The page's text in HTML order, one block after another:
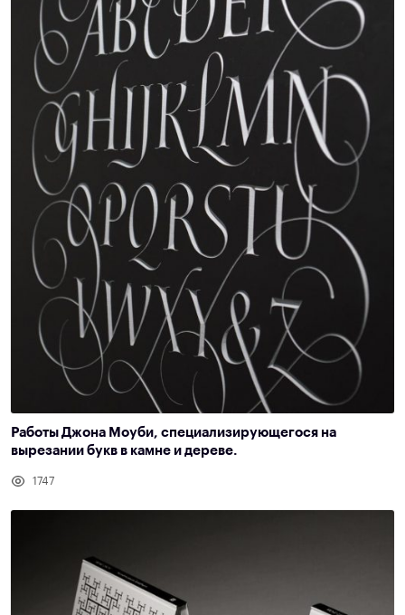
Работы Джона Моуби, специализирующегося на
вырезании букв в камне и дереве.
1747